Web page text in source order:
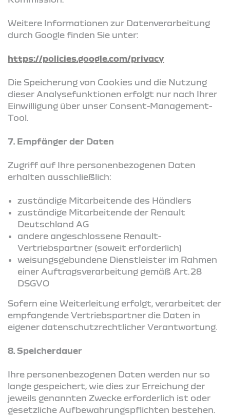
Weitere Informationen zur Datenverarbeitung
durch Google finden Sie unter:
https://policies.google.com/privacy
Die Speicherung von Cookies und die Nutzung
dieser Analysefunktionen erfolgt nur nach Ihrer
Einwilligung über unser Consent-Management-
Tool.
7. Empfänger der Daten
Zugriff auf Ihre personenbezogenen Daten
erhalten ausschließlich:
zuständige Mitarbeitende des Händlers
zuständige Mitarbeitende der Renault
Deutschland AG
andere angeschlossene Renault-
Vertriebspartner (soweit erforderlich)
weisungsgebundene Dienstleister im Rahmen
einer Auftragsverarbeitung gemäß Art. 28
DSGVO
Sofern eine Weiterleitung erfolgt, verarbeitet der
empfangende Vertriebspartner die Daten in
eigener datenschutzrechtlicher Verantwortung.
8. Speicherdauer
Ihre personenbezogenen Daten werden nur so
lange gespeichert, wie dies zur Erreichung der
jeweils genannten Zwecke erforderlich ist oder
gesetzliche Aufbewahrungspflichten bestehen.